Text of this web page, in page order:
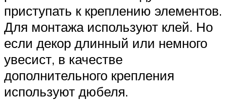
приступать к креплению элементов.
Для монтажа используют клей. Но
если декор длинный или немного
увесист, в качестве
дополнительного крепления
используют дюбеля.